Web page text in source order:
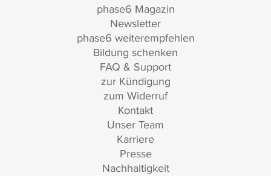
phase6 Magazin
Newsletter
phase6 weiterempfehlen
Bildung schenken
FAQ & Support
zur Kündigung
zum Widerruf
Kontakt
Unser Team
Karriere
Presse
Nachhaltigkeit